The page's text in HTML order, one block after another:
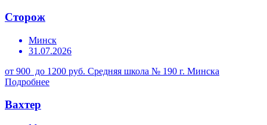
Сторож
Минск
31.07.2026
от 900 до 1200 руб. Средняя школа № 190 г. Минска
Подробнее
Вахтер